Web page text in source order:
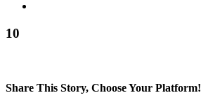
10
Share This Story, Choose Your Platform!